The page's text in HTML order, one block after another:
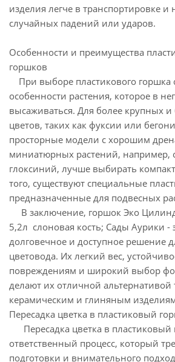
изделия легче в транспортировке и
случайных падений или ударов.
Особенности и преимущества
горшков
При выборе пластикового горшка
особенности растения, которое в
высаживаться. Для более крупных
цветов, таких как фуксии или
просторные модели с хорошим
миниатюрных растений, например,
глоксиний, лучше выбирать
того, существуют специальные
предназначенные для подвесных
В заключение, горшок Эко
5,2л слоновая кость; Сады Аурики -
долговечное и доступное решение
цветовода. Их легкий вес,
повреждениям и широкий выбор
делают их отличной
керамическим и глиняным
Пересадка цветка в пластиковый
Пересадка цветка в
ответственный процесс, который
подготовки и внимательного